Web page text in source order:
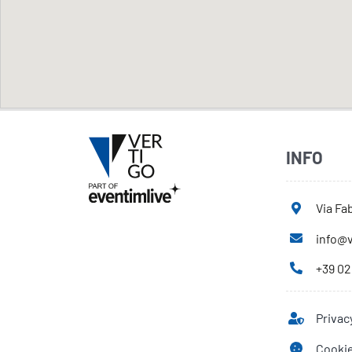
INFO
Via
+39